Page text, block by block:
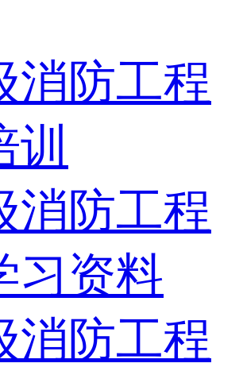
消防工程
训
消防工程
习资料
消防工程